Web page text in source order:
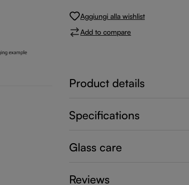
Aggiungi alla wishlist
Add to compare
Product details
Specifications
Glass care
Reviews